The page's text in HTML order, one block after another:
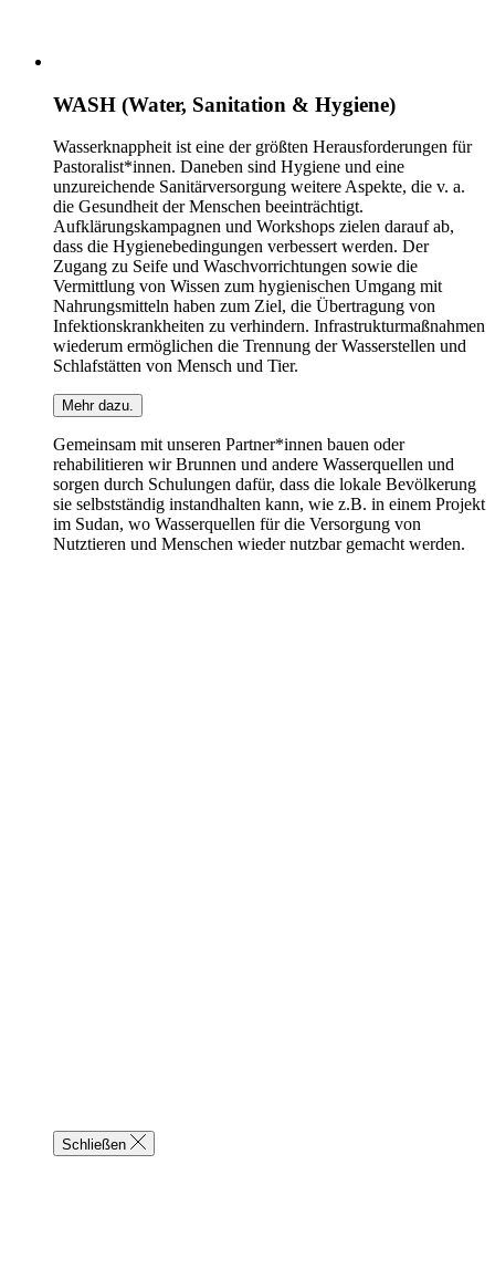
WASH (Water, Sanitation & Hygiene)
Wasserknappheit ist eine der größten Herausforderungen für
Pastoralist*innen. Daneben sind Hygiene und eine
unzureichende Sanitärversorgung weitere Aspekte, die v. a.
die Gesundheit der Menschen beeinträchtigt.
Aufklärungskampagnen und Workshops zielen darauf ab,
dass die Hygienebedingungen verbessert werden. Der
Zugang zu Seife und Waschvorrichtungen sowie die
Vermittlung von Wissen zum hygienischen Umgang mit
Nahrungsmitteln haben zum Ziel, die Übertragung von
Infektionskrankheiten zu verhindern. Infrastrukturmaßnahmen
wiederum ermöglichen die Trennung der Wasserstellen und
Schlafstätten von Mensch und Tier.
Mehr dazu.
Gemeinsam mit unseren Partner*innen bauen oder
rehabilitieren wir Brunnen und andere Wasserquellen und
sorgen durch Schulungen dafür, dass die lokale Bevölkerung
sie selbstständig instandhalten kann, wie z.B. in einem Projekt
im Sudan, wo Wasserquellen für die Versorgung von
Nutztieren und Menschen wieder nutzbar gemacht werden.
Schließen